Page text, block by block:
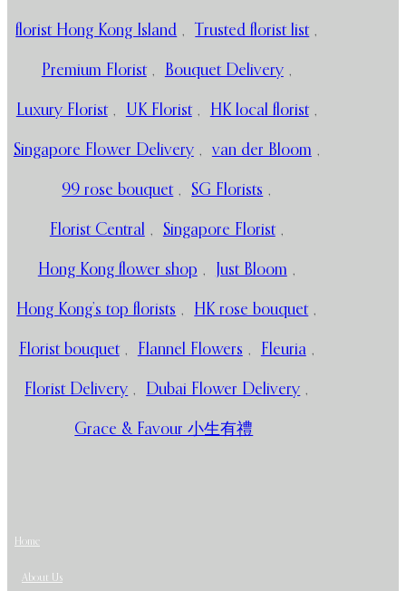
florist Hong Kong Island , Trusted florist list ,
Premium Florist , Bouquet Delivery ,
Luxury Florist , UK Florist , HK local florist ,
Singapore Flower Delivery , van der Bloom ,
99 rose bouquet , SG Florists ,
Florist Central , Singapore Florist ,
Hong Kong flower shop , Just Bloom ,
Hong Kong’s top florists , HK rose bouquet ,
Florist bouquet , Flannel Flowers , Fleuria ,
Florist Delivery , Dubai Flower Delivery ,
Grace & Favour 小生有禮
Home
About Us